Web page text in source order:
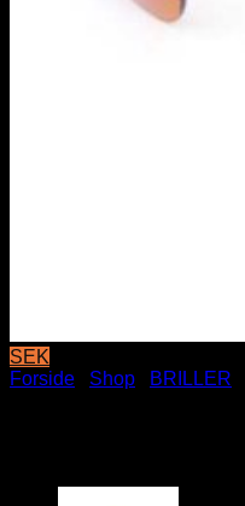
SEK
Forside
Shop BRILLER